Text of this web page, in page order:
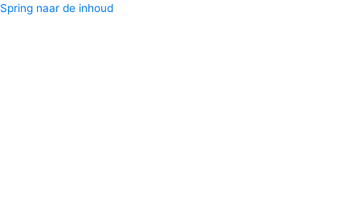
Spring naar de inhoud